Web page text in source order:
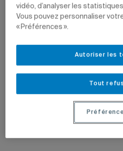
vidéo, d’analyser les
Vous pouvez personnaliser
« Préférences ».
Tout
Autoriser les